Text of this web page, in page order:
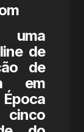
uma
de
de
em
Época